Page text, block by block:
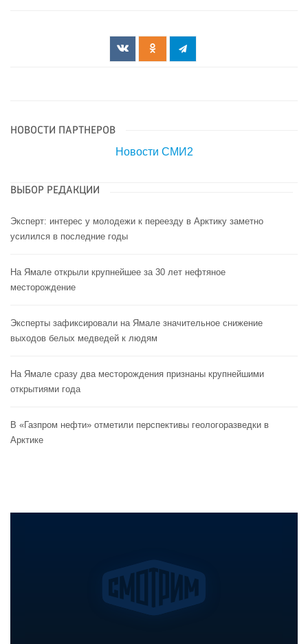
НОВОСТИ ПАРТНЕРОВ
Новости СМИ2
ВЫБОР РЕДАКЦИИ
Эксперт: интерес у молодежи к переезду в Арктику заметно
усилился в последние годы
На Ямале открыли крупнейшее за 30 лет нефтяное
месторождение
Эксперты зафиксировали на Ямале значительное снижение
выходов белых медведей к людям
На Ямале сразу два месторождения признаны крупнейшими
открытиями года
В «Газпром нефти» отметили перспективы геологоразведки в
Арктике